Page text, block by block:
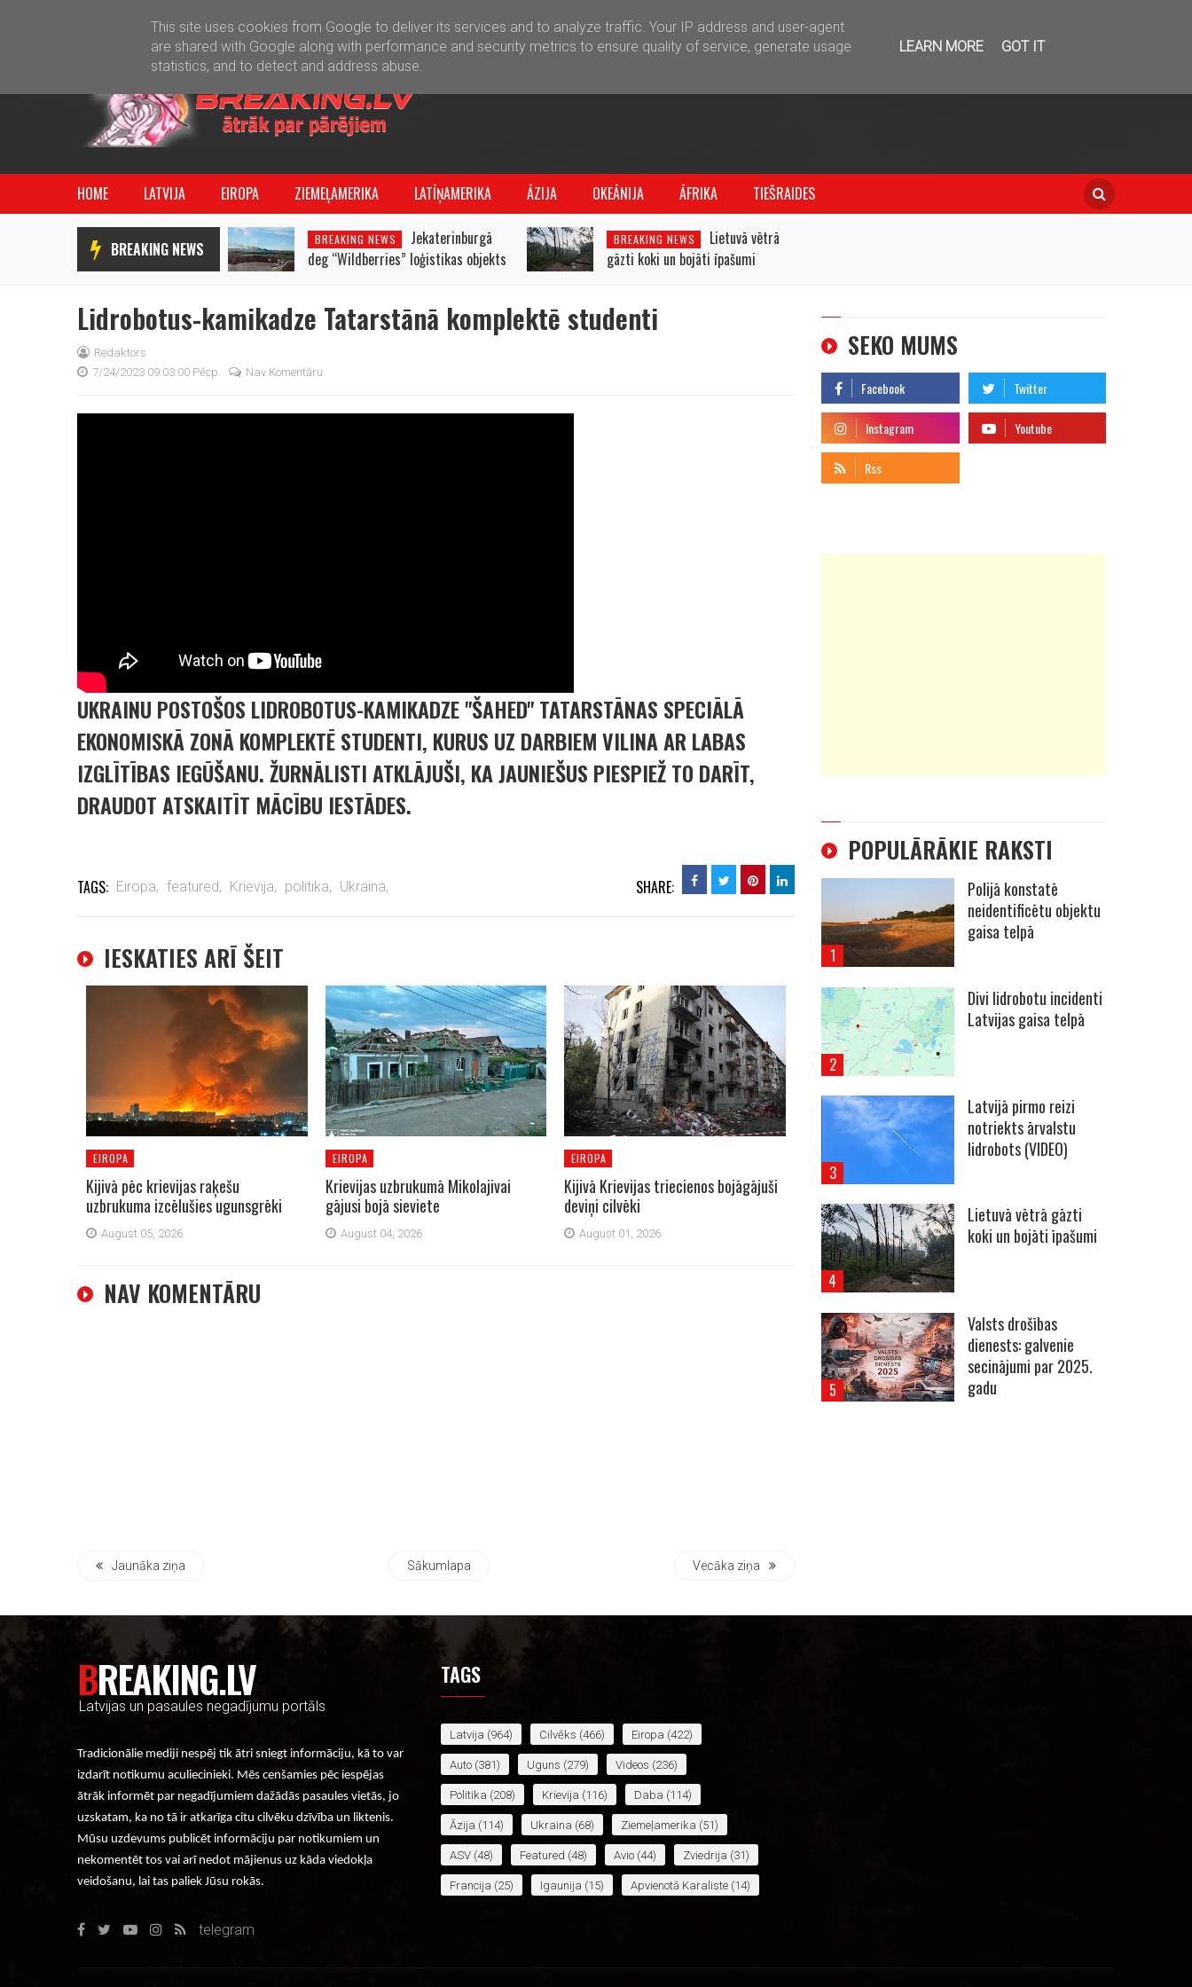
HOME LATVIJA EIROPA ZIEMEĻAMERIKA LATĪŅAMERIKA ĀZIJA OKEĀNIJA ĀFRIKA TIEŠRAIDES
BREAKING NEWS BREAKING NEWS
Jekaterinburgā
deg “Wildberries” loģistikas objekts
BREAKING NEWS
Lietuvā vētrā
gāzti koki un bojāti īpašumi
Lidrobotus-kamikadze Tatarstānā komplektē studenti
Redaktors
7/24/2023 09:03:00 Pēcp.
Nav Komentāru
UKRAINU POSTOŠOS LIDROBOTUS-KAMIKADZE "ŠAHED" TATARSTĀNAS SPECIĀLĀ
EKONOMISKĀ ZONĀ KOMPLEKTĒ STUDENTI, KURUS UZ DARBIEM VILINA AR LABAS
IZGLĪTĪBAS IEGŪŠANU. ŽURNĀLISTI ATKLĀJUŠI, KA JAUNIEŠUS PIESPIEŽ TO DARĪT,
DRAUDOT ATSKAITĪT MĀCĪBU IESTĀDES.
TAGS: Eiropa, featured, Krievija, politika, Ukraina, SHARE:
IESKATIES ARĪ ŠEIT
EIROPA
Kijivā pēc krievijas raķešu
uzbrukuma izcēlušies ugunsgrēki
August 05, 2026
EIROPA
Krievijas uzbrukumā Mikolajivai
gājusi bojā sieviete
August 04, 2026
EIROPA
Kijivā Krievijas triecienos bojāgājuši
deviņi cilvēki
August 01, 2026
NAV KOMENTĀRU
Jaunāka ziņa Sākumlapa Vecāka ziņa
SEKO MUMS
POPULĀRĀKIE RAKSTI
Polijā konstatē
neidentificētu objektu
gaisa telpā
Divi lidrobotu incidenti
Latvijas gaisa telpā
Latvijā pirmo reizi
notriekts ārvalstu
lidrobots (VIDEO)
Lietuvā vētrā gāzti
koki un bojāti īpašumi
Valsts drošības
dienests: galvenie
secinājumi par 2025.
gadu
BREAKING.LV
Latvijas un pasaules negadījumu portāls
Tradicionālie mediji nespēj tik ātri sniegt informāciju, kā to var
izdarīt notikumu aculiecinieki. Mēs cenšamies pēc iespējas
ātrāk informēt par negadījumiem dažādās pasaules vietās, jo
uzskatam, ka no tā ir atkarīga citu cilvēku dzīvība un liktenis.
Mūsu uzdevums publicēt informāciju par notikumiem un
nekomentēt tos vai arī nedot mājienus uz kāda viedokļa
veidošanu, lai tas paliek Jūsu rokās.
telegram
TAGS
Latvija (964) Cilvēks (466) Eiropa (422)
Auto (381) Uguns (279) Videos (236)
Politika (208) Krievija (116) Daba (114)
Āzija (114) Ukraina (68) Ziemeļamerika (51)
ASV (48) Featured (48) Avio (44) Zviedrija (31)
Francija (25) Igaunija (15) Apvienotā Karaliste (14)
This site uses cookies from Google to deliver its services and to analyze traffic. Your IP address and user-agent
are shared with Google along with performance and security metrics to ensure quality of service, generate usage
statistics, and to detect and address abuse.
LEARN MORE GOT IT